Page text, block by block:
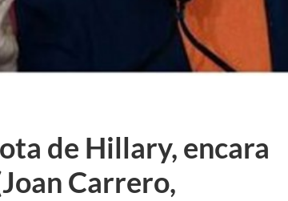
de Hillary, encara
Carrero,